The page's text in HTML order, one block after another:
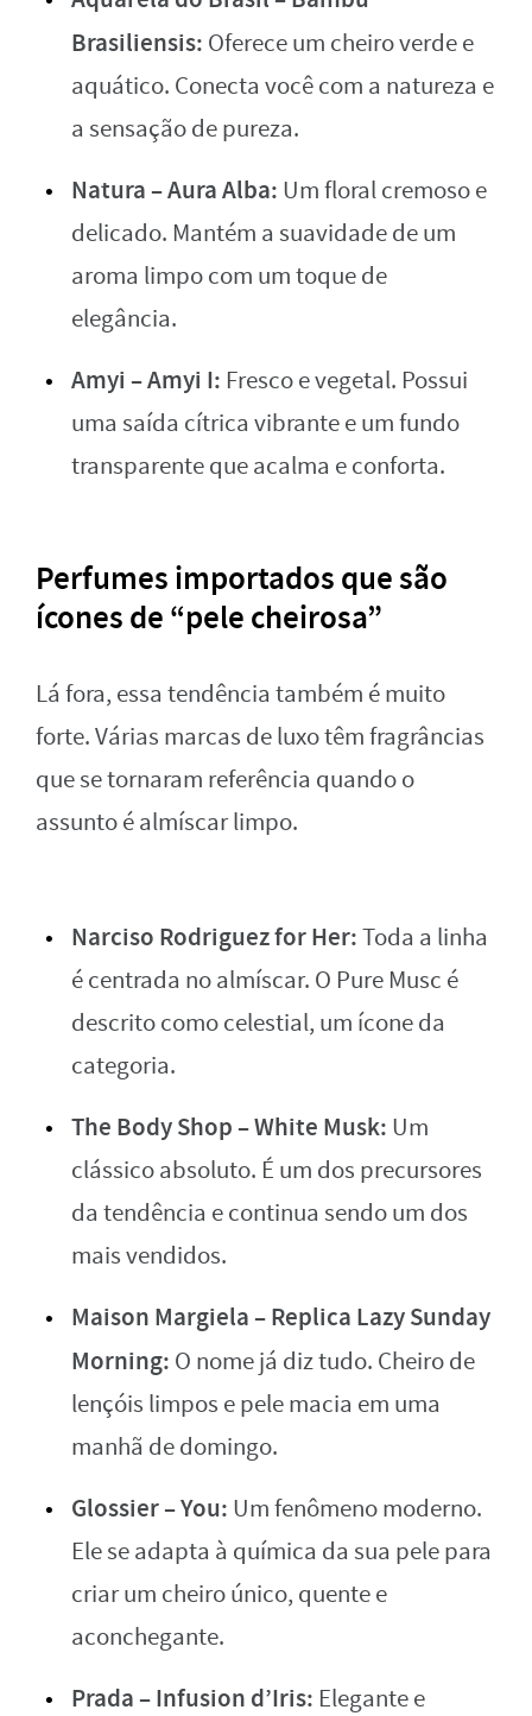
Brasiliensis: Oferece um cheiro verde e
aquático. Conecta você com a natureza e
a sensação de pureza.
Natura – Aura Alba: Um floral cremoso e
delicado. Mantém a suavidade de um
aroma limpo com um toque de
elegância.
Amyi – Amyi I: Fresco e vegetal. Possui
uma saída cítrica vibrante e um fundo
transparente que acalma e conforta.
Perfumes importados que são
ícones de “pele cheirosa”
Lá fora, essa tendência também é muito
forte. Várias marcas de luxo têm fragrâncias
que se tornaram referência quando o
assunto é almíscar limpo.
Narciso Rodriguez for Her:Toda a linha
é centrada no almíscar. O Pure Musc é
descrito como celestial, um ícone da
categoria.
The Body Shop – White Musk: Um
clássico absoluto. É um dos precursores
da tendência e continua sendo um dos
mais vendidos.
Maison Margiela – Replica Lazy Sunday
Morning: O nome já diz tudo. Cheiro de
lençóis limpos e pele macia em uma
manhã de domingo.
Glossier – You: Um fenômeno moderno.
Ele se adapta à química da sua pele para
criar um cheiro único, quente e
aconchegante.
Prada – Infusion d’Iris: Elegante e